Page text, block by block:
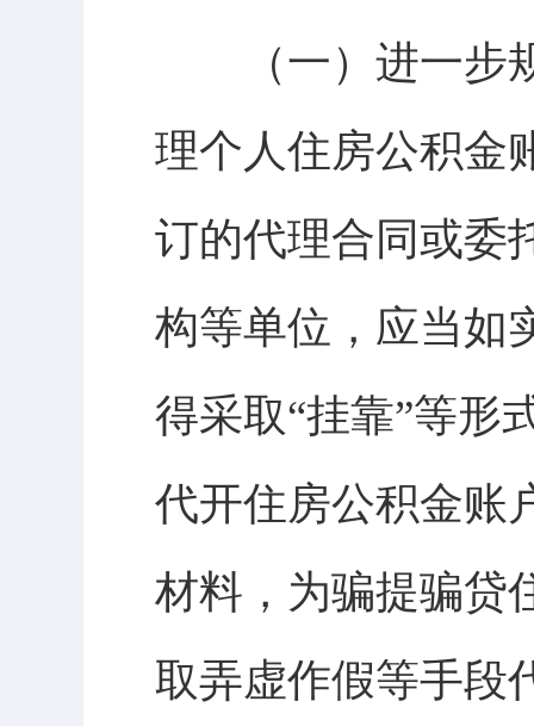
（一）进一步规
理个人住房公积金
订的代理合同或委
构等单位，应当如
得采取“挂靠”等形
代开住房公积金账
材料，为骗提骗贷
取弄虚作假等手段